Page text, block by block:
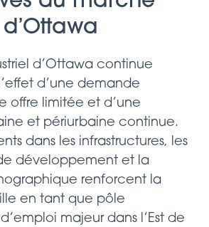
d’Ottawa
d’Ottawa continue
d’une demande
offre limitée et d’une
et périurbaine continue.
dans les infrastructures, les
développement et la
renforcent la
en tant que pôle
majeur dans l’Est de